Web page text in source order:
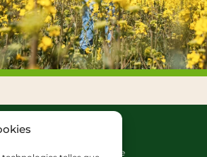
Formation Naturopathie